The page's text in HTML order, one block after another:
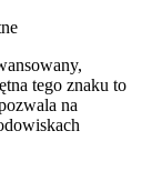
tego znaku to
na